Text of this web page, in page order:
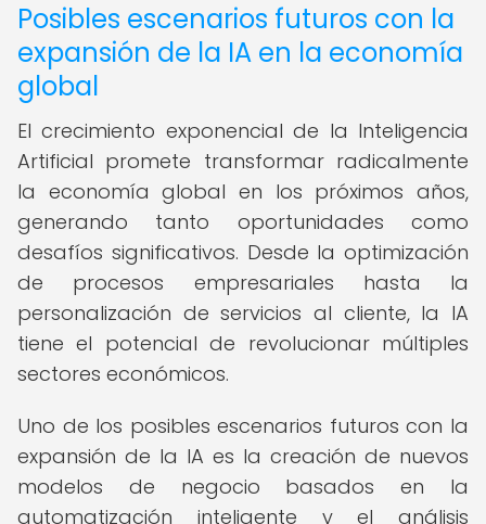
Posibles escenarios futuros con la
expansión de la IA en la economía
global
El crecimiento exponencial de la Inteligencia
Artificial promete transformar radicalmente
la economía global en los próximos años,
generando tanto oportunidades como
desafíos significativos. Desde la optimización
de procesos empresariales hasta la
personalización de servicios al cliente, la IA
tiene el potencial de revolucionar múltiples
sectores económicos.
Uno de los posibles escenarios futuros con la
expansión de la IA es la creación de nuevos
modelos de negocio basados en la
automatización inteligente y el análisis